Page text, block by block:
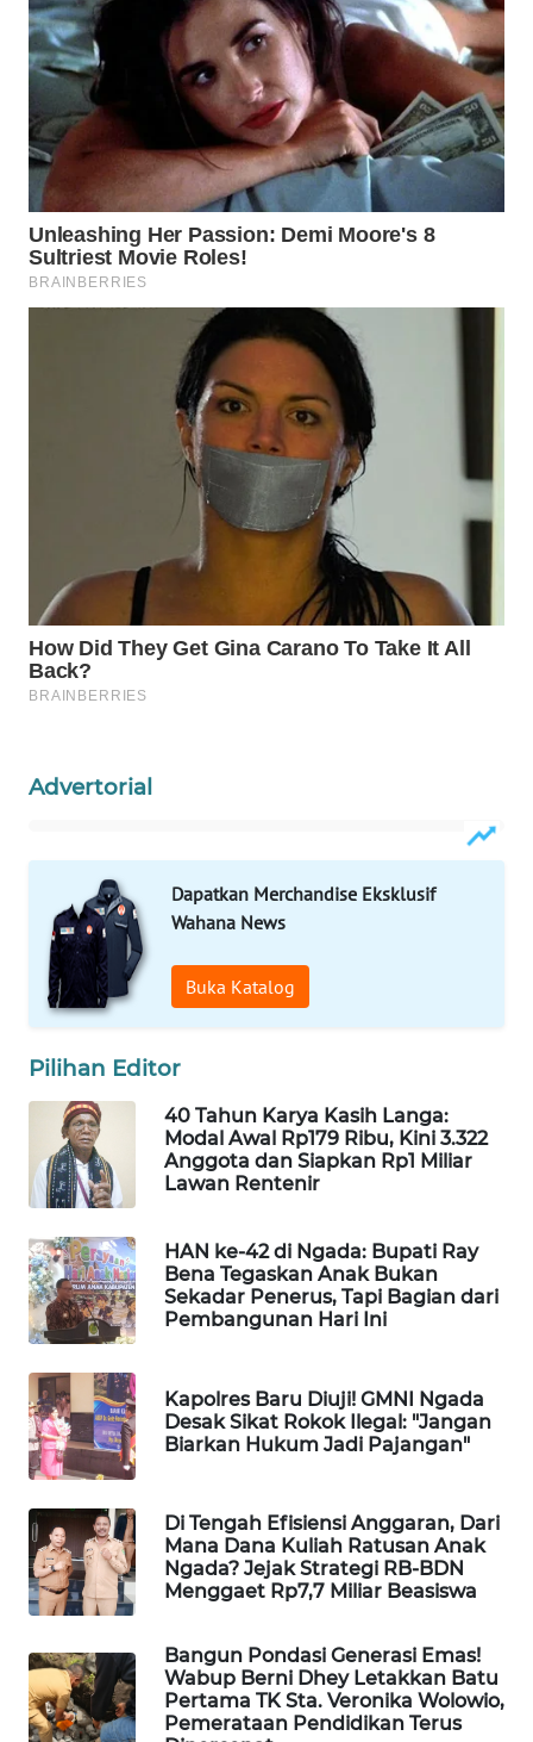
Advertorial
Dapatkan Merchandise Eksklusif
Wahana News
Buka Katalog
Pilihan Editor
40 Tahun Karya Kasih Langa:
Modal Awal Rp179 Ribu, Kini 3.322
Anggota dan Siapkan Rp1 Miliar
Lawan Rentenir
HAN ke-42 di Ngada: Bupati Ray
Bena Tegaskan Anak Bukan
Sekadar Penerus, Tapi Bagian dari
Pembangunan Hari Ini
Kapolres Baru Diuji! GMNI Ngada
Desak Sikat Rokok Ilegal: "Jangan
Biarkan Hukum Jadi Pajangan"
Di Tengah Efisiensi Anggaran, Dari
Mana Dana Kuliah Ratusan Anak
Ngada? Jejak Strategi RB-BDN
Menggaet Rp7,7 Miliar Beasiswa
Bangun Pondasi Generasi Emas!
Wabup Berni Dhey Letakkan Batu
Pertama TK Sta. Veronika Wolowio,
Pemerataan Pendidikan Terus
WAHANANEWS
ID
WAHANANEWS
CO ID
WAHANANEWS
NET
PERSONA
WAHANA
OTOMOTIF
WISATA
LAPAK
WAHANA
Wahana
KONSUMEN
LISTRIK
MASYARAKAT
WALINKI
ID
MAWAKA
MARTABAT
NET
PLN
WATCH
LPKKI